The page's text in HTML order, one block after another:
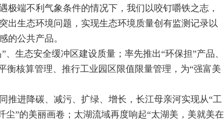
端不利气象条件的情况下，我们以咬钉嚼铁之志，
出生态环境问题，实现生态环境质量创有监测记录以
的公共产品。
生态安全缓冲区建设质量；率先推出“环保担”产品、
衡核算管理、推行工业园区限值限量管理，为“强富美
推进降碳、减污、扩绿、增长，长江母亲河实现从“工
尘”的美丽画卷；太湖流域再度响起“太湖美，美就美在